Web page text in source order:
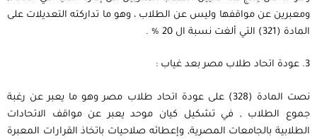
ومعبرين عن مواقفها وليس عن الطلاب ، وهو ما تداركته التعديلات على
المادة (321) التي ألغت نسبة ال 20 % .
3. عودة اتحاد طلاب مصر بعد غياب :
نصت المادة (328) على عودة اتحاد طلاب مصر وهو ما يعبر عن رغبة
جموع الطلاب , في تشكيل كيان موحد يعبر عن مواقف الاتحادات
الطلابية بالجامعات المصرية, وإعطائه صلاحيات باتخاذ القرارات المعبرة